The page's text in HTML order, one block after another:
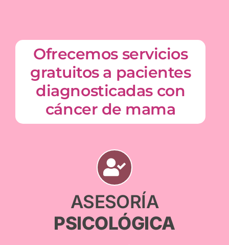
Ofrecemos servicios
gratuitos a pacientes
diagnosticadas con
cáncer de mama
ASESORÍA
PSICOLÓGICA